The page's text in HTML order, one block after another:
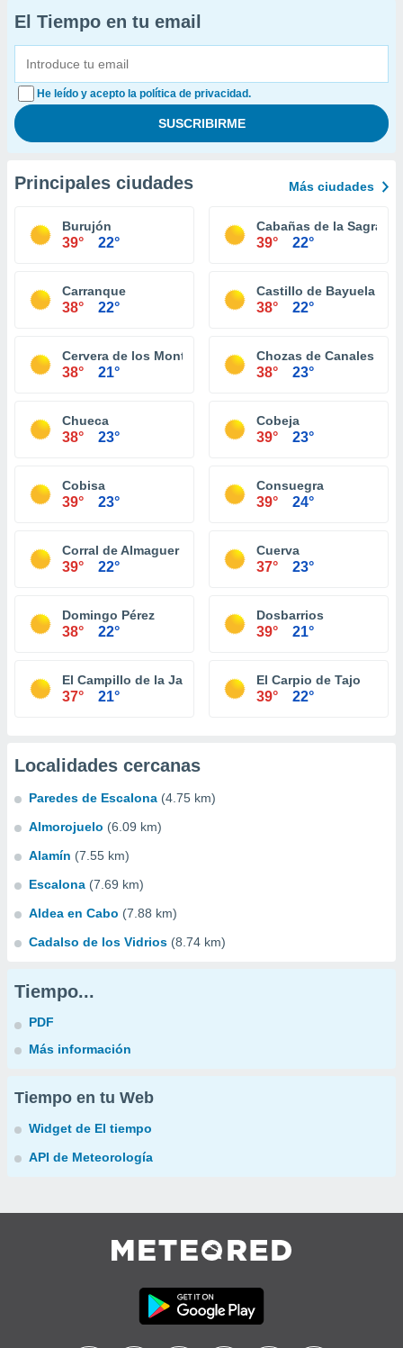
El Tiempo en tu email
He leído y acepto la política de privacidad.
Principales ciudades Más ciudades
Burujón
39° 22°
Cabañas de la Sagra
39° 22°
Carranque
38° 22°
Castillo de Bayuela
38° 22°
Cervera de los Montes
38° 21°
Chozas de Canales
38° 23°
Chueca
38° 23°
Cobeja
39° 23°
Cobisa
39° 23°
Consuegra
39° 24°
Corral de Almaguer
39° 22°
Cuerva
37° 23°
Domingo Pérez
38° 22°
Dosbarrios
39° 21°
El Campillo de la Jara
37° 21°
El Carpio de Tajo
39° 22°
Localidades cercanas
Paredes de Escalona (4.75 km)
Almorojuelo (6.09 km)
Alamín (7.55 km)
Escalona (7.69 km)
Aldea en Cabo (7.88 km)
Cadalso de los Vidrios (8.74 km)
Tiempo...
PDF
Más información
Tiempo en tu Web
Widget de El tiempo
API de Meteorología